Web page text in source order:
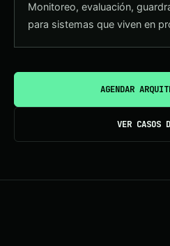
Monitoreo, evaluación,
para sistemas que viven en
AGENDAR
VER CASOS